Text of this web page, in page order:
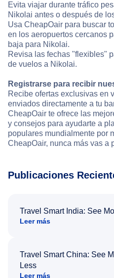
Evita viajar durante tráfico
Nikolai antes o después de
Usa CheapOair para buscar
en los aeropuertos cercanos
baja para Nikolai.
Revisa las fechas "flexibles"
de vuelos a Nikolai.
Registrarse para recibir
Recibe ofertas exclusivas en
enviados directamente a tu
CheapOair te ofrece las
y consejos para ayudarte a
populares mundialmente por
CheapOair, nunca más vas a
Publicaciones
Travel Smart India: See
Leer más
Travel Smart China: See
Less
Leer más